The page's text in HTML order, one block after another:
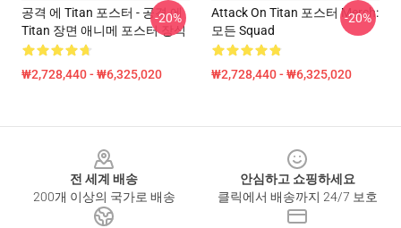
공격 에 Titan 포스터 - 공격 에
Titan 장면 애니메 포스터 장식
₩2,728,440 - ₩6,325,020
-20%
Attack On Titan 포스터 Merch:
모든 Squad
₩2,728,440 - ₩6,325,020
-20%
전 세계 배송
200개 이상의 국가로 배송
안심하고 쇼핑하세요
클릭에서 배송까지 24/7 보호